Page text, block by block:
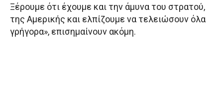
Ξέρουμε ότι έχουμε και την άμυνα του στρατού,
της Αμερικής και ελπίζουμε να τελειώσουν όλα
γρήγορα», επισημαίνουν ακόμη.